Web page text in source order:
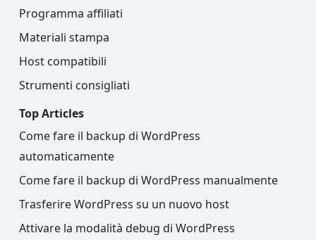
Programma affiliati
Materiali stampa
Host compatibili
Strumenti consigliati
Top Articles
Come fare il backup di WordPress
automaticamente
Come fare il backup di WordPress manualmente
Trasferire WordPress su un nuovo host
Attivare la modalità debug di WordPress